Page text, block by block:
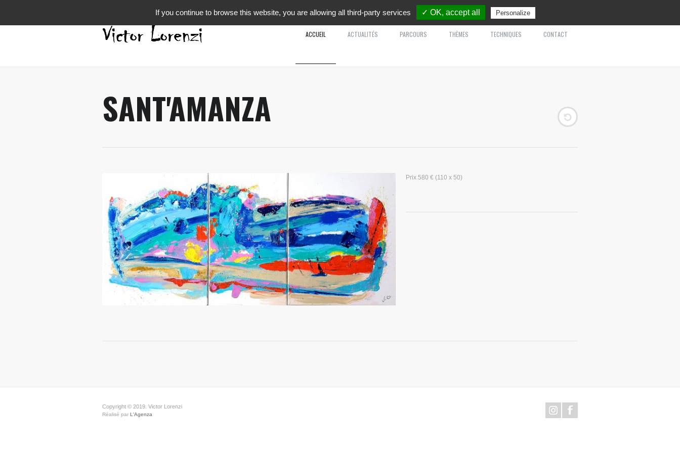
ACCUEIL ACTUALITÉS PARCOURS THÈMES TECHNIQUES CONTACT
SANT'AMANZA
Prix 580 € (110 x 50)
Copyright © 2019. Victor Lorenzi
Réalisé par L'Agenza
If you continue to browse this website, you are allowing all third-party services ✓ OK, accept all Personalize